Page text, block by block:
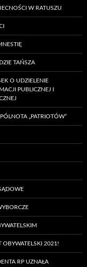
W RATUSZU
TAŃSZA
O UDZIELENIE
PUBLICZNEJ I
„PATRIOTÓW”
OBYWATELSKI 2021!
RP UZNAŁA